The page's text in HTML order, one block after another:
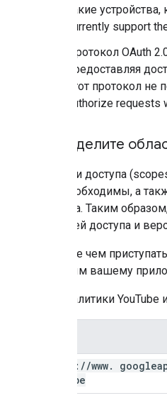
такие
currently support
Протокол OAuth
предоставляя
этот протокол
authorize
Определите
Области доступа
ему необходимы, а
доступа. Таким
областей доступа и
Прежде чем
которым вашему
API аналитики
https: //www.
youtube